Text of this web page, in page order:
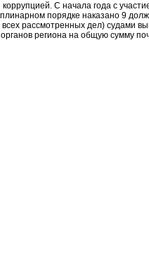
С начала года с
порядке наказано 9
рассмотренных дел) судами
региона на общую сумму